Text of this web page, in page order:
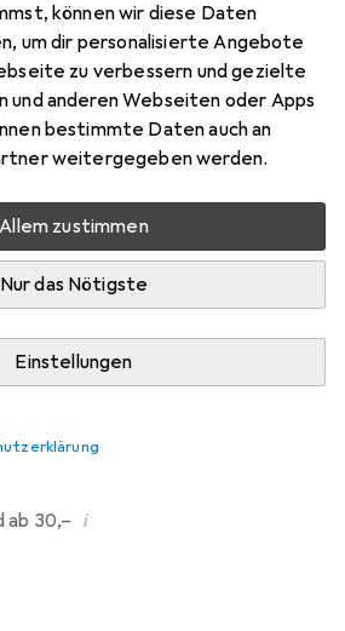
können wir diese Daten
um dir personalisierte Angebote
zu verbessern und gezielte
und anderen Webseiten oder Apps
bestimmte Daten auch an
weitergegeben werden.
Allem zustimmen
Nur das Nötigste
Einstellungen
an Lager beim Drittanbieter
für genaue Lieferzeit
In den Warenkorb
ab 30,– i